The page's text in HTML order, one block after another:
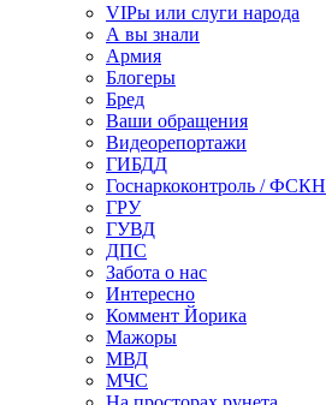
VIPы или слуги народа
А вы знали
Армия
Блогеры
Бред
Ваши обращения
Видеорепортажи
ГИБДД
Госнаркоконтроль / ФСКН
ГРУ
ГУВД
ДПС
Забота о нас
Интересно
Коммент Йорика
Мажоры
МВД
МЧС